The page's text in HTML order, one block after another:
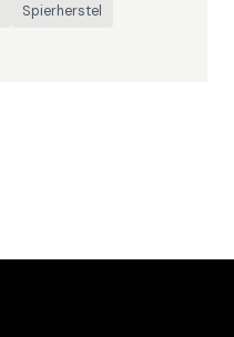
Spierherstel